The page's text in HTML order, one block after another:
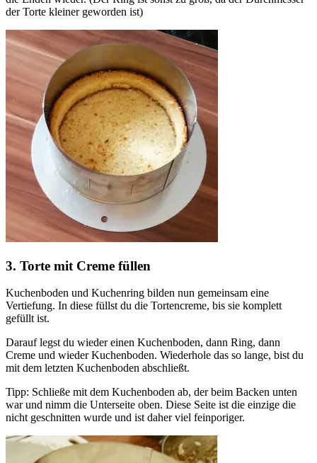
der Torte kleiner geworden ist)
3. Torte mit Creme füllen
Kuchenboden und Kuchenring bilden nun gemeinsam eine
Vertiefung. In diese füllst du die Tortencreme, bis sie komplett
gefüllt ist.
Darauf legst du wieder einen Kuchenboden, dann Ring, dann
Creme und wieder Kuchenboden. Wiederhole das so lange, bist du
mit dem letzten Kuchenboden abschließt.
Tipp: Schließe mit dem Kuchenboden ab, der beim Backen unten
war und nimm die Unterseite oben. Diese Seite ist die einzige die
nicht geschnitten wurde und ist daher viel feinporiger.